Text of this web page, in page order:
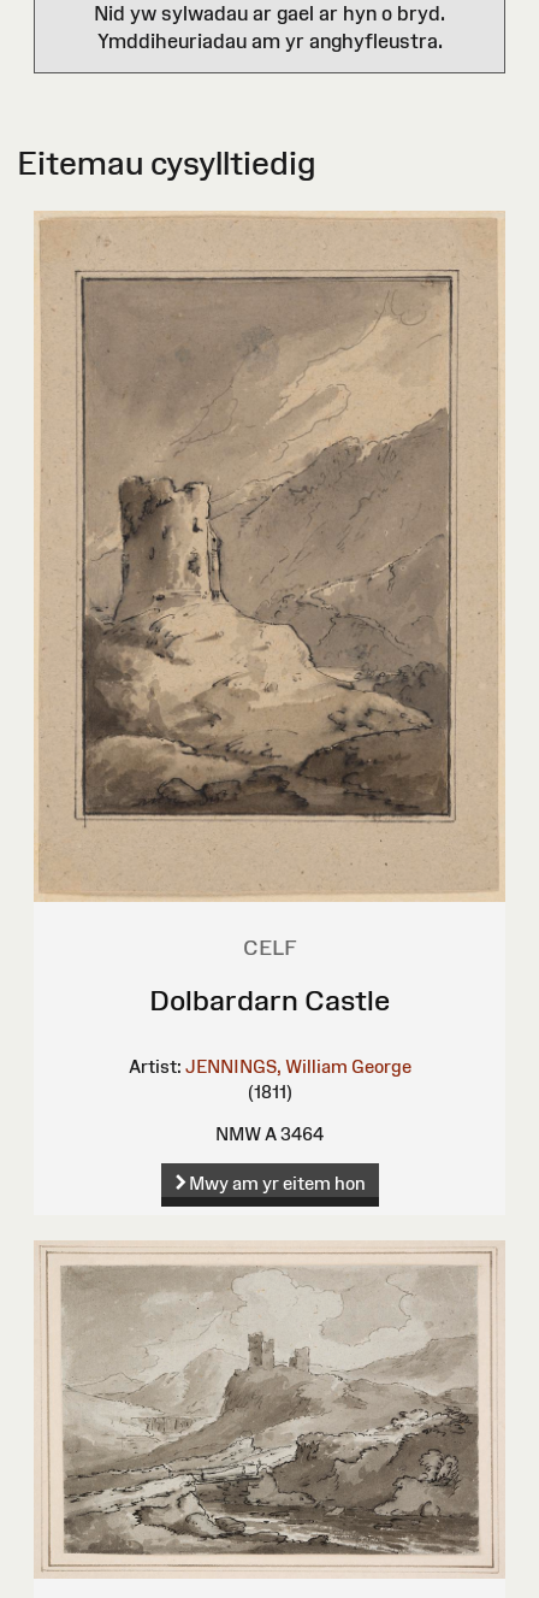
Nid yw sylwadau ar gael ar hyn o bryd.
Ymddiheuriadau am yr anghyfleustra.
Eitemau cysylltiedig
CELF
Dolbardarn Castle
Artist: JENNINGS, William George
(1811)
NMW A 3464
Mwy am yr eitem hon